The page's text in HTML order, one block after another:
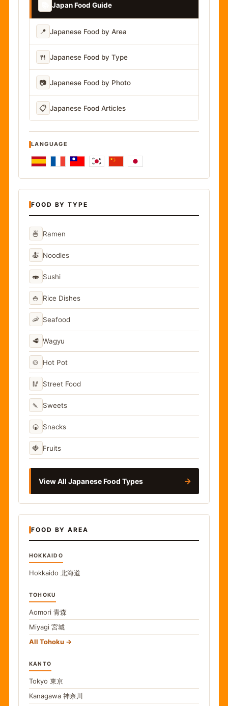
Japan Food Guide
📍 Japanese Food by Area
🍴 Japanese Food by Type
📷 Japanese Food by Photo
📋 Japanese Food Articles
LANGUAGE
FOOD BY TYPE
🍜 Ramen
🍝 Noodles
🍣 Sushi
🍚 Rice Dishes
🦐 Seafood
🥩 Wagyu
🍲 Hot Pot
🥢 Street Food
🍡 Sweets
🍘 Snacks
🍓 Fruits
View All Japanese Food Types →
FOOD BY AREA
HOKKAIDO
Hokkaido 北海道
TOHOKU
Aomori 青森
Miyagi 宮城
All Tohoku
KANTO
Tokyo 東京
Kanagawa 神奈川